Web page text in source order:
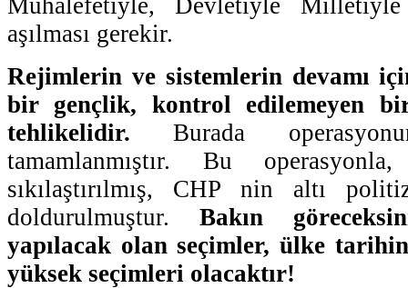
Muhalefetiyle, Devletiyle
aşılması gerekir.
Rejimlerin ve sistemlerin devamı
bir gençlik, kontrol edilemeyen
tehlikelidir. Burada
tamamlanmıştır. Bu
sıkılaştırılmış, CHP nin altı
doldurulmuştur. Bakın
yapılacak olan seçimler, ülke
yüksek seçimleri olacaktır!